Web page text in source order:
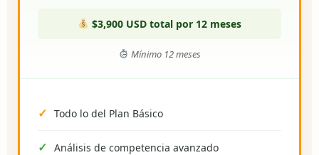
$3,900 USD total por 12 meses
Mínimo 12 meses
Todo lo del Plan Básico
Análisis de competencia avanzado